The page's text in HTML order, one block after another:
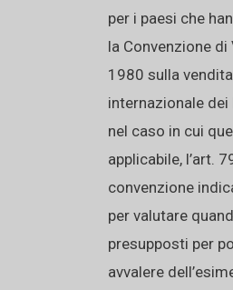
per i paesi che
la Convenzione di
1980 sulla vendita
internazionale dei
nel caso in cui
applicabile, l’art.
convenzione
per valutare
presupposti per
avvalere